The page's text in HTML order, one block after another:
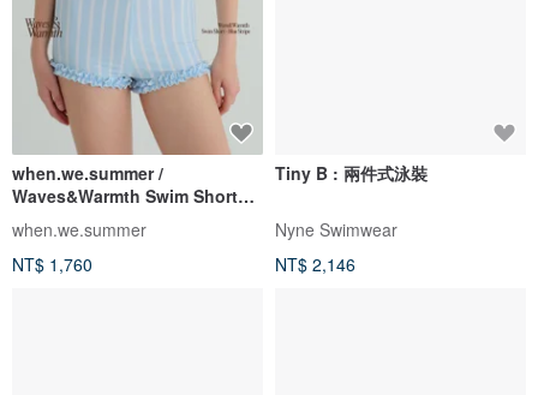
when.we.summer /
Waves&Warmth Swim Short
(僅褲裝)
when.we.summer
NT$ 1,760
Tiny B : 兩件式泳裝
Nyne Swimwear
NT$ 2,146